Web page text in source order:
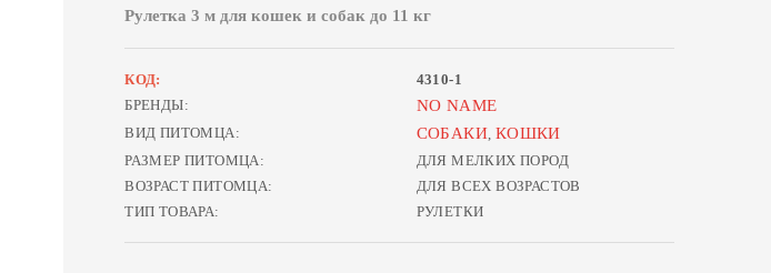
Рулетка 3 м для кошек и собак до 11 кг
КОД:
4310-1
БРЕНДЫ:
NO NAME
ВИД ПИТОМЦА: СОБАКИ, КОШКИ
РАЗМЕР ПИТОМЦА:
ДЛЯ МЕЛКИХ ПОРОД
ВОЗРАСТ ПИТОМЦА:
ДЛЯ ВСЕХ ВОЗРАСТОВ
ТИП ТОВАРА:
РУЛЕТКИ